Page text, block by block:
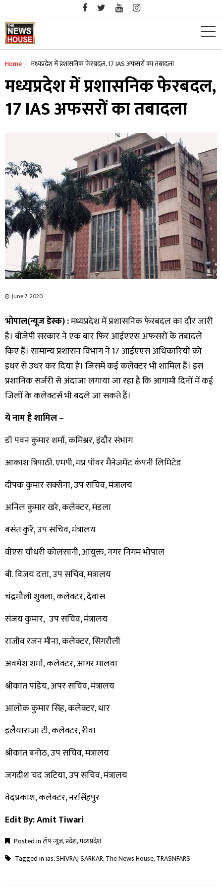
content
Home मध्यप्रदेश में प्रशासनिक फेरबदल, 17 IAS अफसरों का तबादला
मध्यप्रदेश में प्रशासनिक फेरबदल,
17 IAS अफसरों का तबादला
June 7, 2020
भोपाल(न्यूज डेस्क):मध्यप्रदेश में प्रशासनिक फेरबदल का दौर जारी
है। बीजेपी सरकार ने एक बार फिर आईएएस अफसरों के तबादले
किए हैं। सामान्य प्रशासन विभाग ने 17 आईएएस अधिकारियों को
इधर से उधर कर दिया है। जिसमें कई कलेक्टर भी शामिल हैं। इस
प्रशानिक सर्जरी से अंदाजा लगाया जा रहा है कि आगामी दिनों में कई
जिलों के कलेक्टर्स भी बदले जा सकते हैं।
ये नाम है शामिल –
डॉ पवन कुमार शर्मा, कमिश्नर, इंदौर संभाग
आकाश त्रिपाठी. एमपी, मप्र पॉवर मैनेजमेंट कंपनी लिमिटेड
दीपक कुमार सक्सेना, उप सचिव, मंत्रालय
अनिल कुमार खरे, कलेक्टर, मंडला
बसंत कुर्रे, उप सचिव, मंत्रालय
वीएस चौधरी कोलसानी, आयुक्त, नगर निगम भोपाल
बी. विजय दत्ता, उप सचिव, मंत्रालय
चंद्रमौली शुक्ला, कलेक्टर, देवास
संजय कुमार, उप सचिव, मंत्रालय
राजीव रंजन मीना, कलेक्टर, सिंगरौली
अवधेश शर्मा, कलेक्टर, आगर मालवा
श्रीकांत पांडेय, अपर सचिव, मंत्रालय
आलोक कुमार सिंह, कलेक्टर, धार
इलैयाराजा टी, कलेक्टर, रीवा
श्रीकांत बनोठ, उप सचिव, मंत्रालय
जगदीश चंद जटिया, उप सचिव, मंत्रालय
वेदप्रकाश, कलेक्टर, नरसिंहपुर
Edit By: Amit Tiwari
Posted inटॉप न्यूज़,प्रदेश,मध्यप्रदेश
Tagged inias,SHIVRAJ SARKAR,The News House,TRASNFARS